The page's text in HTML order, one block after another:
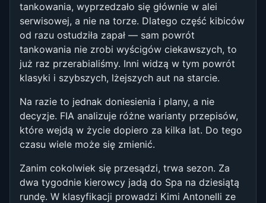
tankowania, wyprzedzało się głównie w alei
serwisowej, a nie na torze. Dlatego część kibiców
od razu ostudziła zapał — sam powrót
tankowania nie zrobi wyścigów ciekawszych, to
już raz przerabialiśmy. Inni widzą w tym powrót
klasyki i szybszych, lżejszych aut na starcie.
Na razie to jednak doniesienia i plany, a nie
decyzje. FIA analizuje różne warianty przepisów,
które wejdą w życie dopiero za kilka lat. Do tego
czasu wiele może się zmienić.
Zanim cokolwiek się przesądzi, trwa sezon. Za
dwa tygodnie kierowcy jadą do Spa na dziesiątą
rundę. W klasyfikacji prowadzi Kimi Antonelli ze